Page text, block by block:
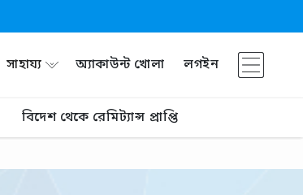
সাহায্য অ্যাকাউন্ট খোলা লগইন
বিদেশ থেকে রেমিট্যান্স প্রাপ্তি